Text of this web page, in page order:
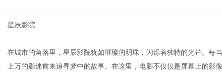
星辰影院
在城市的角落里，星辰影院犹如璀璨的明珠，闪烁着独特的光芒。每
上万的影迷前来追寻梦中的故事。在这里，电影不仅仅是屏幕上的影